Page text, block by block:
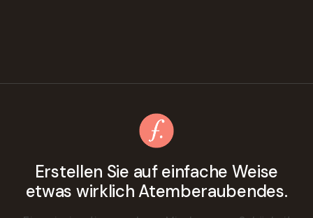
Erstellen Sie auf einfache Weise
etwas wirklich Atemberaubendes.